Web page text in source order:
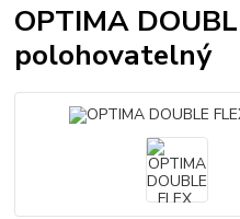
OPTIMA
polohovatelný